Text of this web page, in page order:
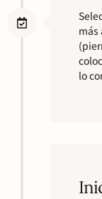
más
lo